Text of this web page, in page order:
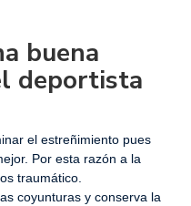
buena
deportista
el estreñimiento pues
Por esta razón a la
traumático.
coyunturas y conserva la